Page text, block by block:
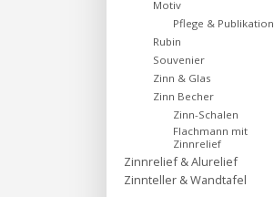
Motiv
Pflege & Publikation
Rubin
Souvenier
Zinn & Glas
Zinn Becher
Zinn-Schalen
Flachmann mit
Zinnrelief
Zinnrelief & Alurelief
Zinnteller & Wandtafel